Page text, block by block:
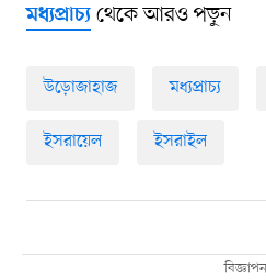
মধ্যপ্রাচ্যথেকে আরও পড়ুন
উড়োজাহাজ মধ্যপ্রাচ্য
ইসরায়েল ইসরাইল